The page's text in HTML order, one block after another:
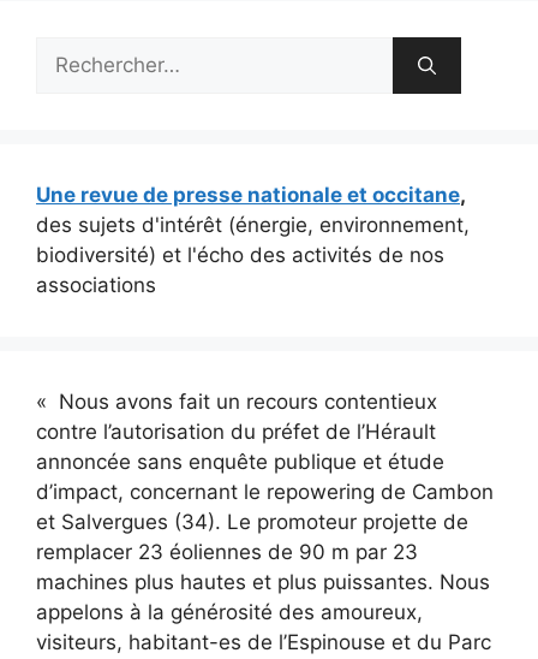
Rechercher :
Une revue de presse nationale et occitane,
des sujets d'intérêt (énergie, environnement,
biodiversité) et l'écho des activités de nos
associations
« Nous avons fait un recours contentieux
contre l’autorisation du préfet de l’Hérault
annoncée sans enquête publique et étude
d’impact, concernant le repowering de Cambon
et Salvergues (34). Le promoteur projette de
remplacer 23 éoliennes de 90 m par 23
machines plus hautes et plus puissantes. Nous
appelons à la générosité des amoureux,
visiteurs, habitant-es de l’Espinouse et du Parc